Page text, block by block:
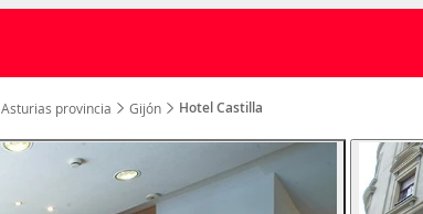
Asturias provincia Gijón Hotel Castilla